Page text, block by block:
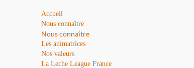
Accueil
Nous connaître
Nous connaître
Les animatrices
Nos valeurs
La Leche League France